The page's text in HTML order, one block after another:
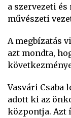
a szervezeti
művészeti
A megbízatás
azt mondta,
Vasvári Csaba
adott ki az
központja. Azt